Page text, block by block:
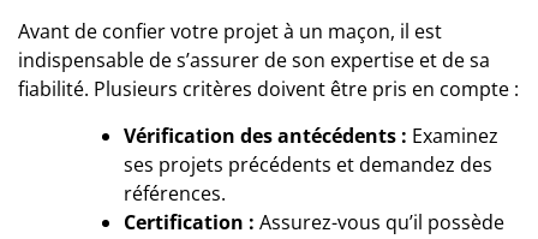
Avant de confier votre projet à un maçon, il est
indispensable de s’assurer de son expertise et de sa
fiabilité. Plusieurs critères doivent être pris en compte :
Vérification des antécédents : Examinez
ses projets précédents et demandez des
références.
Certification : Assurez-vous qu’il possède